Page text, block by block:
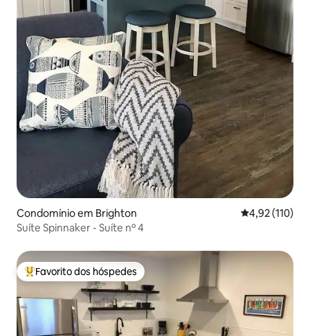
Condomínio em Brighton Classificação
4,92 (110)
Suíte Spinnaker - Suíte nº 4
Favoritos dos hóspedes mais apreciados
Favorito dos hóspedes